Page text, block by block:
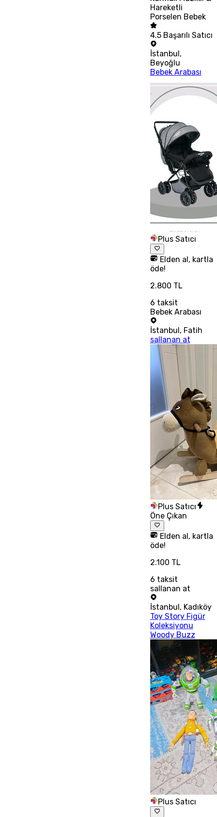
Hareketli
Porselen Bebek
4.5 Başarılı Satıcı
İstanbul,
Beyoğlu
Bebek Arabası
Plus Satıcı
Elden al, kartla
öde!
2.800 TL
6 taksit
Bebek Arabası
İstanbul, Fatih
sallanan at
Plus Satıcı
Öne Çıkan
Elden al, kartla
öde!
2.100 TL
6 taksit
sallanan at
İstanbul , Kadıköy
Toy Story Figür
Koleksiyonu
Woody Buzz
Plus Satıcı